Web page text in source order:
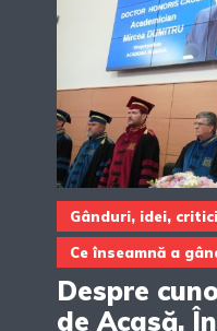
Gânduri, idei, critici
Ce înseamnă a
Despre
de Acasă.